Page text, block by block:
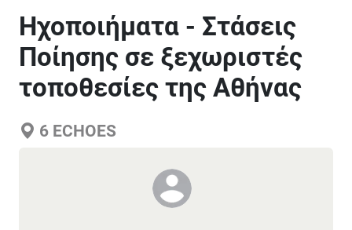
Ηχοποιήματα - Στάσεις
Ποίησης σε ξεχωριστές
τοποθεσίες της Αθήνας
6 ECHOES